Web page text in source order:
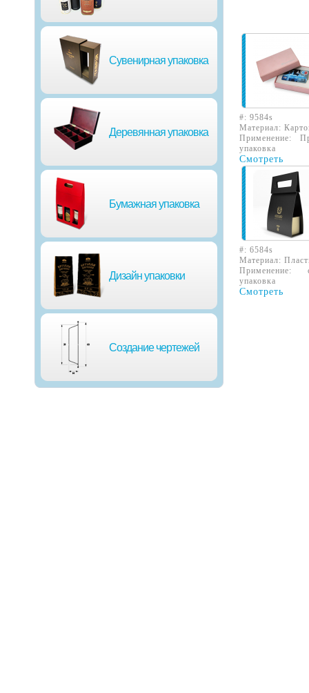
Сувенирная упаковка
Деревянная упаковка
Бумажная упаковка
Дизайн упаковки
Создание чертежей
#:9584s
Материал:
Применение:
упаковка
Смотреть
#:6584s
Материал:
Применение:
упаковка
Смотреть